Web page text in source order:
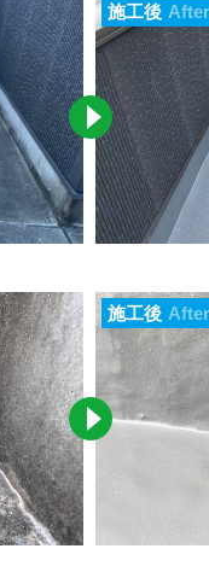
施工後 After
施工後 After